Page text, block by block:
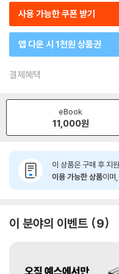
사용 가능한 쿠폰 받기
앱 다운 시 1천원 상품권
결제혜택
eBook
11,000원
이 상품은 구매 후 지
이용 가능한 상품이며
이 분야의 이벤트 9